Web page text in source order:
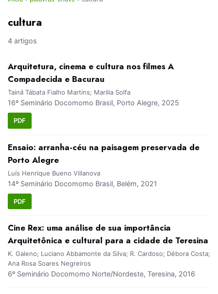
cultura
4 artigos
Arquitetura, cinema e cultura nos filmes A
Compadecida e Bacurau
Tainá Tábata Fialho Martins; Marilia Solfa
16º Seminário Docomomo Brasil, Porto Alegre, 2025
PDF
Ensaio: arranha-céu na paisagem preservada de
Porto Alegre
Luís Henrique Bueno Villanova
14º Seminário Docomomo Brasil, Belém, 2021
PDF
Cine Rex: uma análise de sua importância
Arquitetônica e cultural para a cidade de Teresina
K. Galeno; Luciano Abbamonte da Silva; R. Cardoso; Débora Costa;
Ana Rosa Soares Negreiros
6º Seminário Docomomo Norte/Nordeste, Teresina, 2016